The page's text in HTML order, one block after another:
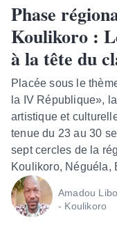
Phase
Koulikoro :
à la tête du
Placée sous le
la IV République»,
artistique et
tenue du 23 au 30
sept cercles de la
Koulikoro, Néguéla,
Amadou
- Koulikoro